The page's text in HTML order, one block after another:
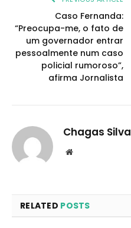
Caso Fernanda:
“Preocupa-me, o fato de
um governador entrar
pessoalmente num caso
policial rumoroso”,
afirma Jornalista
Chagas Silva
Website
RELATED POSTS